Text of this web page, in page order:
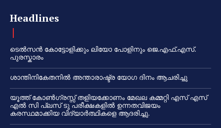
Headlines
ടെൽസൻ കോട്ടോളിക്കും ലിയോ പോളിനും ജെ.എഫ്.എസ്.
പുരസ്കാരം
ശാന്തിനികേതനിൽ അന്താരാഷ്ട്ര യോഗ ദിനം ആചരിച്ചു
യൂത്ത് കോൺഗ്രസ്സ് തളിയക്കോണം മേഖല കമ്മറ്റി എസ് എസ്
എൽ സി പ്ലസ് ടു പരീക്ഷകളിൽ ഉന്നതവിജയം
കരസ്ഥമാക്കിയ വിദ്യാർത്ഥികളെ ആദരിച്ചു.